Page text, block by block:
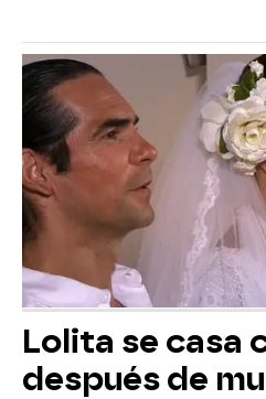
Lolita se casa
después de